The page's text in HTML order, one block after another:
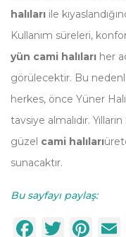
halıları ile
Kullanım süreleri,
yün cami halıları her
görülecektir. Bu
herkes, önce Yüner
tavsiye almalıdır.
güzel cami halıları
sunacaktır.
Bu sayfayı paylaş: